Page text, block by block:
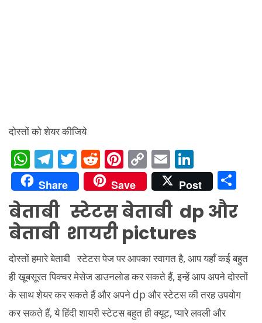
दोस्तों को शेयर कीजिये
W
h
at
s
A
p
p
T
el
e
gr
a
m
T
w
itt
er
R
e
d
di
t
Pi
nt
er
e
st
C
o
p
y
Li
n
k
E
m
ai
l
n
k
e
dI
n
Share Save Post
h
ar
बेताबी स्टेटस बेताबी dp और
बेताबी शायरी pictures
दोस्तों हमारे बेताबी स्टेटस पेज पर आपका स्वागत है, आप यहाँ कई बहुत
ही खूबसूरत पिक्चर मेसेज डाउनलोड कर सकते हैं, इन्हें आप अपने दोस्तों
के साथ शेयर कर सकते हैं और अपने dp और स्टेटस की तरह उपयोग
कर सकते हैं, ये हिंदी शायरी स्टेटस बहुत ही क्यूट, प्यारे लवली और